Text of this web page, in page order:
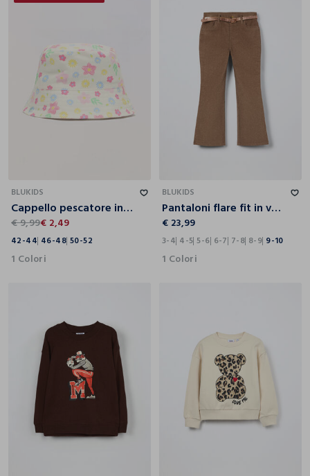
BLUKIDS
Cappello pescatore in puro cotone neonato
€ 9,99€ 2,49
42-44 46-48 50-52
1 Colori
BLUKIDS
Pantaloni flare fit in velluto bambina
€ 23,99
3-4 4-5 5-6 6-7 7-8 8-9 9-10
1 Colori